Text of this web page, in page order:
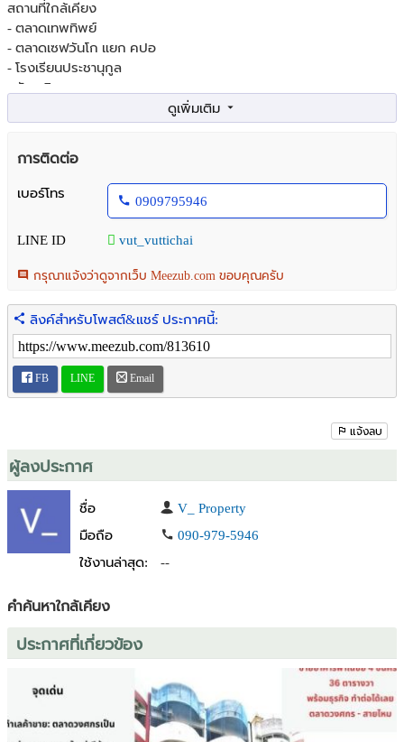
สถานที่ใกล้เคียง
- ตลาดเทพทิพย์
- ตลาดเซฟวันโก แยก คปอ
- โรงเรียนประชานุกูล
- วัดเจริญธรรมาราม
**ราคาขาย 6,800,000 บาท**
สนใจสอบถามรายละเอียดนัดชมสถานที่
ติดต่อคุณ วุฒิชัย (วุฒิ)
Line Id: vut_vuttichai
รับฝาก ซื้อ-ขาย อสังหาริมทรัพย์ทุกประเภท ฟรีค่าโฆษณายินดีจัดหาสิน
เชื่อให้ฟรี
#ตึกแถวสายไหม #อาคารพาณิชย์สายไหม
การติดต่อ
เบอร์โทร
0909795946
LINE ID vut_vuttichai
กรุณาแจ้งว่าดูจากเว็บ Meezub.com ขอบคุณครับ
ลิงค์สำหรับโพสต์&แชร์ ประกาศนี้:
FB LINE Email
แจ้งลบ
ผู้ลงประกาศ
ชื่อ
V_ Property
มือถือ
090-979-5946
ใช้งานล่าสุด:
--
คำค้นหาใกล้เคียง
ประกาศที่เกี่ยวข้อง